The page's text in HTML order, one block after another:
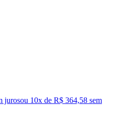
jurosou 10x de R$ 364,58 sem